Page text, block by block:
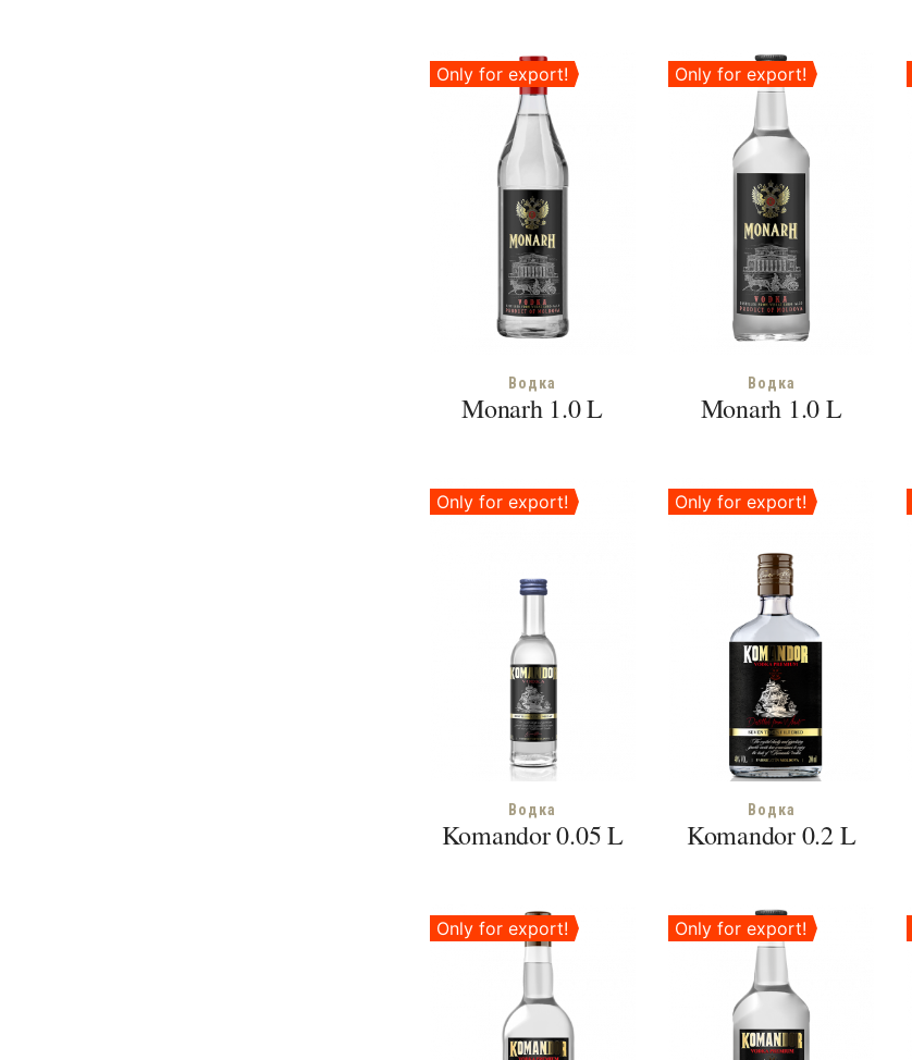
Only for export!
Водка
Monarh 1.0 L
Only for export!
Водка
Monarh 1.0 L
Only for export!
Водка
Komandor 0.05 L
Only for export!
Водка
Komandor 0.2 L
Only for export! Only for export!